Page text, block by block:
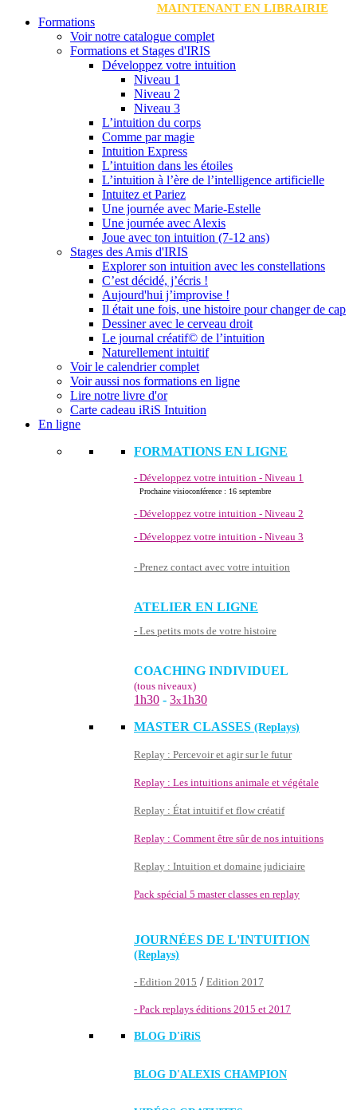
MAINTENANT EN LIBRAIRIE
Formations
Voir notre catalogue complet
Formations et Stages d'IRIS
Développez votre intuition
Niveau 1
Niveau 2
Niveau 3
L’intuition du corps
Comme par magie
Intuition Express
L’intuition dans les étoiles
L’intuition à l’ère de l’intelligence artificielle
Intuitez et Pariez
Une journée avec Marie-Estelle
Une journée avec Alexis
Joue avec ton intuition (7-12 ans)
Stages des Amis d'IRIS
Explorer son intuition avec les constellations
C’est décidé, j’écris !
Aujourd'hui j’improvise !
Il était une fois, une histoire pour changer de cap
Dessiner avec le cerveau droit
Le journal créatif© de l’intuition
Naturellement intuitif
Voir le calendrier complet
Voir aussi nos formations en ligne
Lire notre livre d'or
Carte cadeau iRiS Intuition
En ligne
FORMATIONS EN LIGNE
- Développez votre intuition - Niveau 1
Prochaine visioconférence : 16 septembre
- Développez votre intuition - Niveau 2
- Développez votre intuition - Niveau 3
- Prenez contact avec votre intuition
ATELIER EN LIGNE
- Les petits mots de votre histoire
COACHING INDIVIDUEL
(tous niveaux)
1h30 - 3x1h30
MASTER CLASSES (Replays)
Replay : Percevoir et agir sur le futur
Replay : Les intuitions animale et végétale
Replay : État intuitif et flow créatif
Replay : Comment être sûr de nos intuitions
Replay : Intuition et domaine judiciaire
Pack spécial 5 master classes en replay
JOURNÉES DE L'INTUITION
(Replays)
- Edition 2015 / Edition 2017
- Pack replays éditions 2015 et 2017
BLOG D'iRiS
BLOG D'ALEXIS CHAMPION